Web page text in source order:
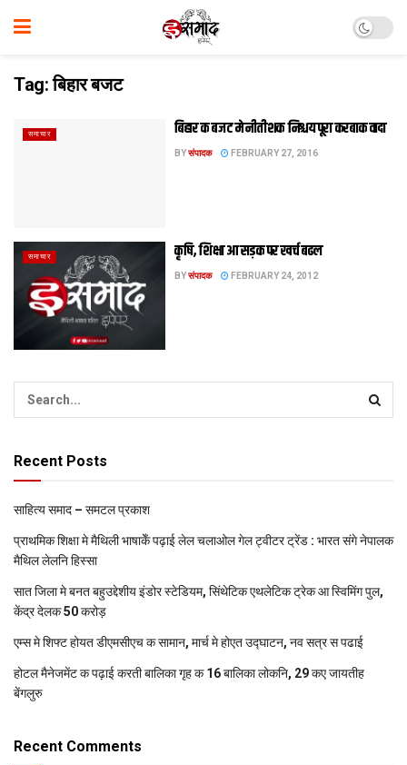
Tag:बिहार बजट
समाचार बिहार क बजट मे नीतीशक निश्चय पूरा करबाक वादा
BYसंपादक FEBRUARY 27, 2016
समाचार कृषि, शिक्षा आ सड़क पर खर्च बढल
BYसंपादक FEBRUARY 24, 2012
Recent Posts
साहित्य समाद – समटल प्रकाश
प्राथमिक शि‍क्षा मे मैथि‍ली भाषाकेँ पढ़ाई लेल चलाओल गेल ट्वीटर ट्रेंड : भारत संगे नेपालक
मैथिल लेलनि हिस्सा
सात जिला मे बनत बहुउद्देशीय इंडोर स्‍टेडि‍यम, सिंथेटिक एथलेटिक ट्रेक आ स्विमिंग पुल,
केंद्र देलक 50 करोड़
एम्स मे शिफ्ट होयत डीएमसीएच क सामान, मार्च मे होएत उद्घाटन, नव सत्र स पढाई
होटल मैनेजमेंट क पढ़ाई करती बालिका गृह क 16 बालिका लोकनि, 29 कए जायतीह
बेंगलुरु
Recent Comments